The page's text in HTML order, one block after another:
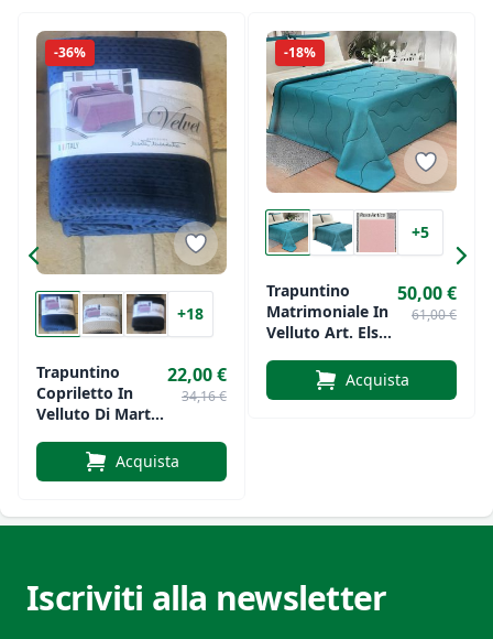
bellezza.
-36%
+18
Trapuntino
Copriletto In
Velluto Di Marta
22,00 €
34,16 €
Acquista
-18%
+5
Trapuntino
Matrimoniale In
Velluto Art. Elsa
Gabrielli
50,00 €
61,00 €
Acquista
Iscriviti alla newsletter